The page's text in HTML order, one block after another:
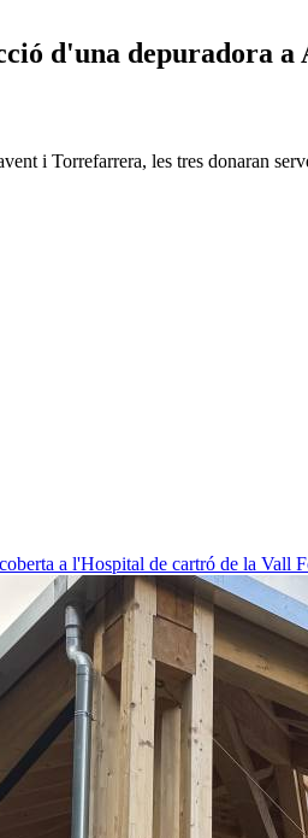
d'una depuradora a
i Torrefarrera, les tres donaran
a l'Hospital de cartró de la Vall